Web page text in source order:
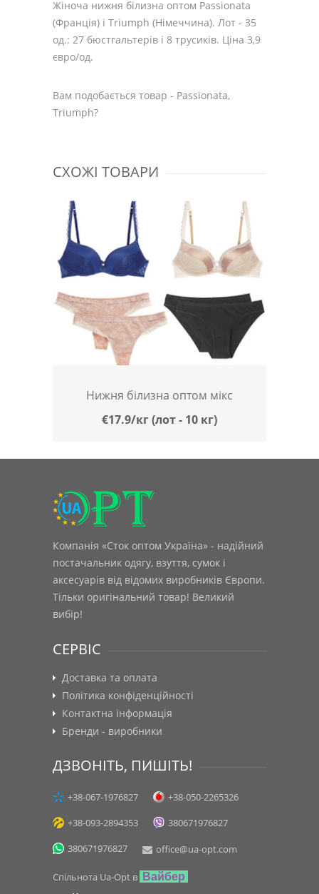
Жіноча нижня білизна оптом Passionata
(Франція) і Triumph (Німеччина). Лот - 35
од.: 27 бюстгальтерів і 8 трусиків. Ціна 3,9
євро/од.
Вам подобається товар - Passionata,
Triumph?
СХОЖІ ТОВАРИ
Нижня білизна оптом мікс
€17.9/кг (лот - 10 кг)
Компанія «Сток оптом Україна» - надійний
постачальник одягу, взуття, сумок і
аксесуарів від відомих виробників Європи.
Тільки оригінальний товар! Великий
вибір!
СЕРВІС
Доставка та оплата
Політика конфіденційності
Контактна інформація
Бренди - виробники
ДЗВОНІТЬ, ПИШІТЬ!
+38-067-1976827
+38-050-2265326
+38-093-2894353
380671976827
380671976827
office@ua-opt.com
Спільнота Ua-Opt в Вайбер